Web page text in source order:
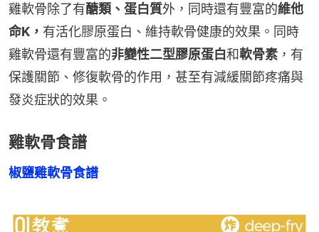
雞軟骨除了有醣類、蛋白質外，同時還有豐富的維他
命K， 有活化膠原蛋白、維持軟骨健康的效果。同時
雞軟骨還有豐富的非變性二型膠原蛋白和軟骨素 ，有
保護關節、修復軟骨的作用，甚至有減緩關節疼痛與
發炎症狀的效果。
雞軟骨食譜
椒鹽雞軟骨食譜